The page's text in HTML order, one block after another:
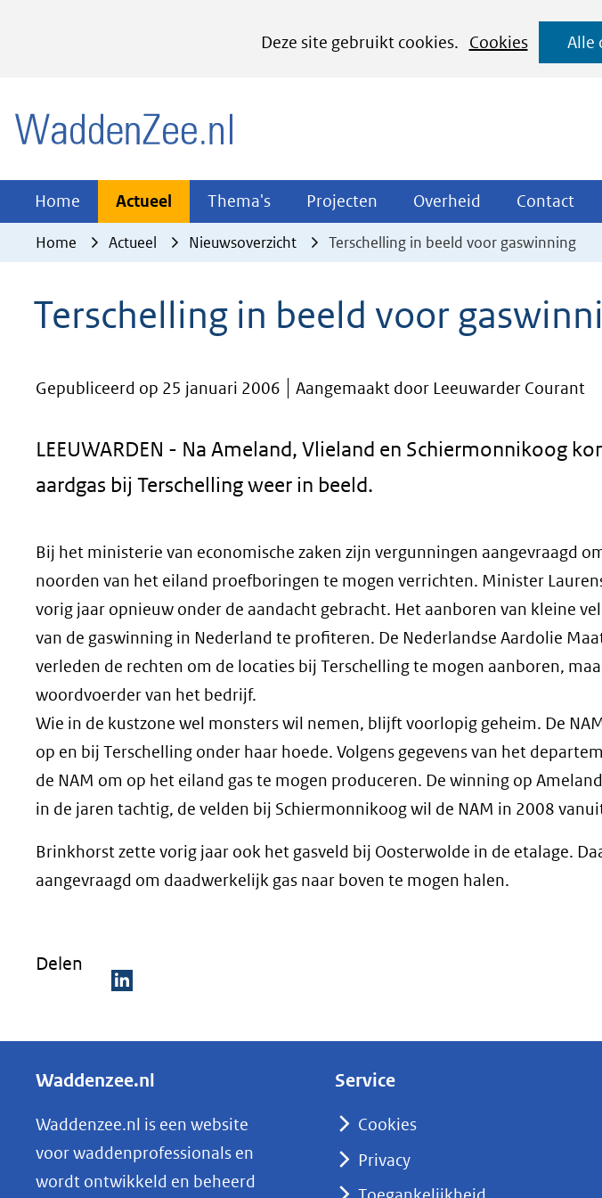
Deze site gebruikt cookies.
Cookies
het
cookies
website
worden
Alle
Home Actueel Actueel
Uitklappen
Thema's Thema's
Uitklappen
Projecten Projecten
Uitklappen
Overheid Overheid
Uitklappen
Contact
Home Actueel Nieuwsoverzicht Terschelling in beeld voor gaswinning
Terschelling in beeld voor
Gepubliceerd op 25 januari 2006 Aangemaakt door Leeuwarder Courant
LEEUWARDEN - Na Ameland, Vlieland en Schiermonnikoog
aardgas bij Terschelling weer in beeld.
Bij het ministerie van economische zaken zijn vergunningen aangevraagd
noorden van het eiland proefboringen te mogen verrichten. Minister
vorig jaar opnieuw onder de aandacht gebracht. Het aanboren van kleine
van de gaswinning in Nederland te profiteren. De Nederlandse Aardolie
verleden de rechten om de locaties bij Terschelling te mogen aanboren,
woordvoerder van het bedrijf.
Wie in de kustzone wel monsters wil nemen, blijft voorlopig geheim. De
op en bij Terschelling onder haar hoede. Volgens gegevens van het
de NAM om op het eiland gas te mogen produceren. De winning op
in de jaren tachtig, de velden bij Schiermonnikoog wil de NAM in 2008
Brinkhorst zette vorig jaar ook het gasveld bij Oosterwolde in de etalage.
aangevraagd om daadwerkelijk gas naar boven te mogen halen.
Delen
e
e
n
o
p
Waddenzee.nl
Waddenzee.nl is een website
voor waddenprofessionals en
wordt ontwikkeld en beheerd
Service
Cookies
Privacy